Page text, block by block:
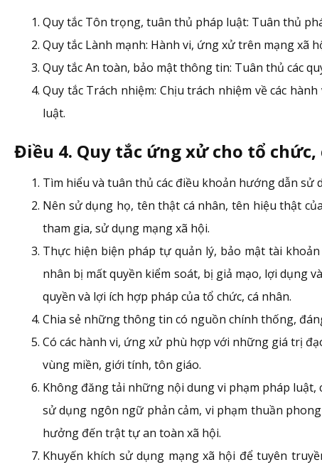
Quy tắc Tôn trọng, tuân thủ pháp luật: Tuân thủ
Quy tắc Lành mạnh: Hành vi, ứng xử trên mạng xã
Quy tắc An toàn, bảo mật thông tin: Tuân thủ các
Quy tắc Trách nhiệm: Chịu trách nhiệm về các
luật.
Điều 4. Quy tắc ứng xử cho tổ chức,
Tìm hiểu và tuân thủ các điều khoản hướng dẫn sử
Nên sử dụng họ, tên thật cá nhân, tên hiệu thật
tham gia, sử dụng mạng xã hội.
Thực hiện biện pháp tự quản lý, bảo mật tài
nhân bị mất quyền kiểm soát, bị giả mạo, lợi dụng
quyền và lợi ích hợp pháp của tổ chức, cá nhân.
Chia sẻ những thông tin có nguồn chính thống,
Có các hành vi, ứng xử phù hợp với những giá trị
vùng miền, giới tính, tôn giáo.
Không đăng tải những nội dung vi phạm pháp luật,
sử dụng ngôn ngữ phản cảm, vi phạm thuần
hưởng đến trật tự an toàn xã hội.
Khuyến khích sử dụng mạng xã hội để tuyên